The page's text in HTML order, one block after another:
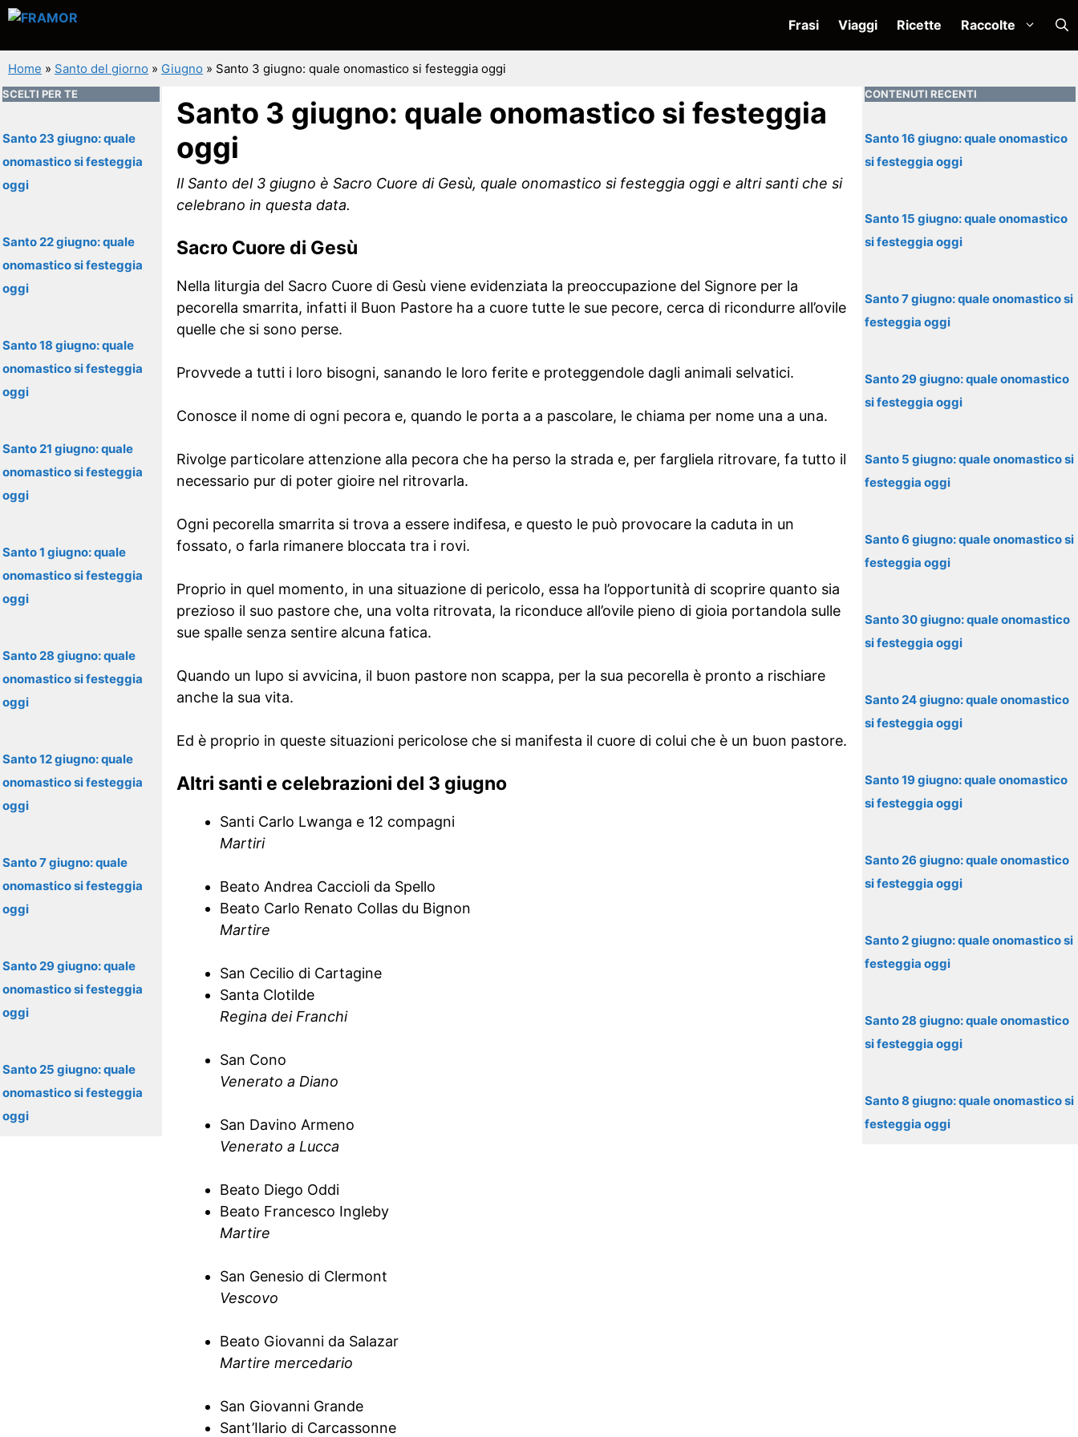
Vai
contenuto
Frasi Viaggi Ricette Raccolte
Home » Santo del giorno » Giugno » Santo 3 giugno: quale onomastico si festeggia oggi
Santo 3 giugno: quale onomastico si festeggia
oggi
Il Santo del 3 giugno è Sacro Cuore di Gesù, quale onomastico si festeggia oggi e altri santi che si
celebrano in questa data.
Sacro Cuore di Gesù
Nella liturgia del Sacro Cuore di Gesù viene evidenziata la preoccupazione del Signore per la
pecorella smarrita, infatti il Buon Pastore ha a cuore tutte le sue pecore, cerca di ricondurre all’ovile
quelle che si sono perse.
Provvede a tutti i loro bisogni, sanando le loro ferite e proteggendole dagli animali selvatici.
Conosce il nome di ogni pecora e, quando le porta a a pascolare, le chiama per nome una a una.
Rivolge particolare attenzione alla pecora che ha perso la strada e, per fargliela ritrovare, fa tutto il
necessario pur di poter gioire nel ritrovarla.
Ogni pecorella smarrita si trova a essere indifesa, e questo le può provocare la caduta in un
fossato, o farla rimanere bloccata tra i rovi.
Proprio in quel momento, in una situazione di pericolo, essa ha l’opportunità di scoprire quanto sia
prezioso il suo pastore che, una volta ritrovata, la riconduce all’ovile pieno di gioia portandola sulle
sue spalle senza sentire alcuna fatica.
Quando un lupo si avvicina, il buon pastore non scappa, per la sua pecorella è pronto a rischiare
anche la sua vita.
Ed è proprio in queste situazioni pericolose che si manifesta il cuore di colui che è un buon pastore.
Altri santi e celebrazioni del 3 giugno
Santi Carlo Lwanga e 12 compagni
Martiri
Beato Andrea Caccioli da Spello
Beato Carlo Renato Collas du Bignon
Martire
San Cecilio di Cartagine
Santa Clotilde
Regina dei Franchi
San Cono
Venerato a Diano
San Davino Armeno
Venerato a Lucca
Beato Diego Oddi
Beato Francesco Ingleby
Martire
San Genesio di Clermont
Vescovo
Beato Giovanni da Salazar
Martire mercedario
San Giovanni Grande
Sant’Ilario di Carcassonne
SCELTI PER TE
Santo 23 giugno: quale
onomastico si festeggia
oggi
Santo 22 giugno: quale
onomastico si festeggia
oggi
Santo 18 giugno: quale
onomastico si festeggia
oggi
Santo 21 giugno: quale
onomastico si festeggia
oggi
Santo 1 giugno: quale
onomastico si festeggia
oggi
Santo 28 giugno: quale
onomastico si festeggia
oggi
Santo 12 giugno: quale
onomastico si festeggia
oggi
Santo 7 giugno: quale
onomastico si festeggia
oggi
Santo 29 giugno: quale
onomastico si festeggia
oggi
Santo 25 giugno: quale
onomastico si festeggia
oggi
CONTENUTI RECENTI
Santo 16 giugno: quale onomastico
si festeggia oggi
Santo 15 giugno: quale onomastico
si festeggia oggi
Santo 7 giugno: quale onomastico si
festeggia oggi
Santo 29 giugno: quale onomastico
si festeggia oggi
Santo 5 giugno: quale onomastico si
festeggia oggi
Santo 6 giugno: quale onomastico si
festeggia oggi
Santo 30 giugno: quale onomastico
si festeggia oggi
Santo 24 giugno: quale onomastico
si festeggia oggi
Santo 19 giugno: quale onomastico
si festeggia oggi
Santo 26 giugno: quale onomastico
si festeggia oggi
Santo 2 giugno: quale onomastico si
festeggia oggi
Santo 28 giugno: quale onomastico
si festeggia oggi
Santo 8 giugno: quale onomastico si
festeggia oggi